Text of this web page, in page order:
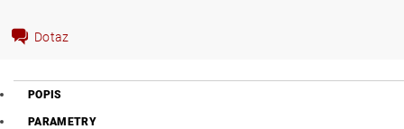
Dotaz
POPIS
PARAMETRY